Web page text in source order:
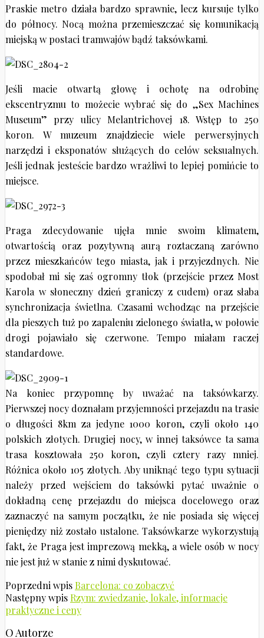
Praskie metro działa bardzo sprawnie, lecz kursuje tylko
do północy. Nocą można przemieszczać się komunikacją
miejską w postaci tramwajów bądź taksówkami.
Jeśli macie otwartą głowę i ochotę na odrobinę
ekscentryzmu to możecie wybrać się do „Sex Machines
Museum” przy ulicy Melantrichovej 18. Wstęp to 250
koron. W muzeum znajdziecie wiele perwersyjnych
narzędzi i eksponatów służących do celów seksualnych.
Jeśli jednak jesteście bardzo wrażliwi to lepiej pomińcie to
miejsce.
Praga zdecydowanie ujęła mnie swoim klimatem,
otwartością oraz pozytywną aurą roztaczaną zarówno
przez mieszkańców tego miasta, jak i przyjezdnych. Nie
spodobał mi się zaś ogromny tłok (przejście przez Most
Karola w słoneczny dzień graniczy z cudem) oraz słaba
synchronizacja świetlna. Czasami wchodząc na przejście
dla pieszych tuż po zapaleniu zielonego światła, w połowie
drogi pojawiało się czerwone. Tempo miałam raczej
standardowe.
Na koniec przypomnę by uważać na taksówkarzy.
Pierwszej nocy doznałam przyjemności przejazdu na trasie
o długości 8km za jedyne 1000 koron, czyli około 140
polskich złotych. Drugiej nocy, w innej taksówce ta sama
trasa kosztowała 250 koron, czyli cztery razy mniej.
Różnica około 105 złotych. Aby uniknąć tego typu sytuacji
należy przed wejściem do taksówki pytać uważnie o
dokładną cenę przejazdu do miejsca docelowego oraz
zaznaczyć na samym początku, że nie posiada się więcej
pieniędzy niż zostało ustalone. Taksówkarze wykorzystują
fakt, że Praga jest imprezową mekką, a wiele osób w nocy
nie jest już w stanie z nimi dyskutować.
Poprzedni wpisBarcelona: co zobaczyć
Następny wpisRzym: zwiedzanie, lokale, informacje
praktyczne i ceny
O Autorze